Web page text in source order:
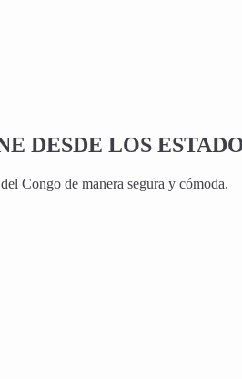
DESDE LOS
Congo de manera segura y cómoda.